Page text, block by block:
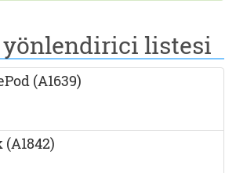
listesi
(A1639)
(A1842)